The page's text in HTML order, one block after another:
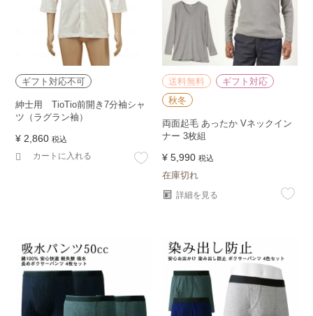
ギフト対応不可
紳士用 TioTio前開き7分袖シャ
ツ（ラグラン袖）
¥ 2,860 税込
カートに入れる
送料無料
ギフト対応
秋冬
両面起毛 あったか Vネックイン
ナー 3枚組
¥ 5,990 税込
在庫切れ
詳細を見る